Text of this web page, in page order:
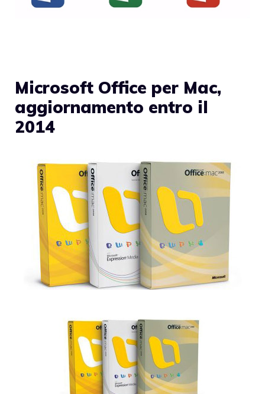
Microsoft Office per Mac,
aggiornamento entro il
2014